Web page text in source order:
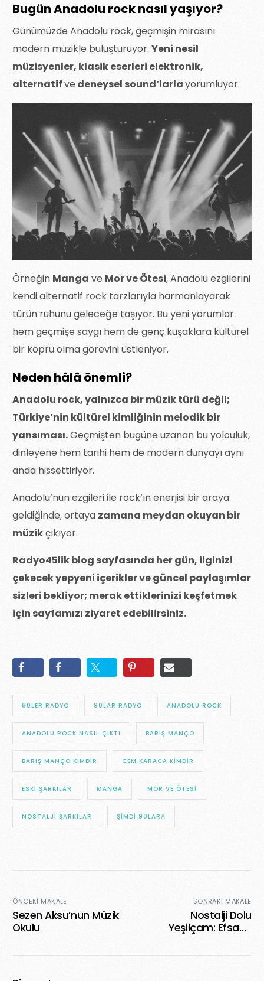
Bugün Anadolu rock nasıl yaşıyor?
Günümüzde Anadolu rock, geçmişin mirasını
modern müzikle buluşturuyor.Yeni nesil
müzisyenler, klasik eserleri elektronik,
alternatifvedeneysel sound’larlayorumluyor.
Örneğin Manga ve Mor ve Ötesi, Anadolu ezgilerini
kendi alternatif rock tarzlarıyla harmanlayarak
türün ruhunu geleceğe taşıyor. Bu yeni yorumlar
hem geçmişe saygı hem de genç kuşaklara kültürel
bir köprü olma görevini üstleniyor.
Neden hâlâ önemli?
Anadolu rock, yalnızca bir müzik türü değil;
Türkiye’nin kültürel kimliğinin melodik bir
yansıması.Geçmişten bugüne uzanan bu yolculuk,
dinleyene hem tarihi hem de modern dünyayı aynı
anda hissettiriyor.
Anadolu’nun ezgileri ile rock’ın enerjisi bir araya
geldiğinde, ortaya zamana meydan okuyan bir
müzikçıkıyor.
Radyo45lik blog sayfasında her gün, ilginizi
çekecek yepyeni içerikler ve güncel paylaşımlar
sizleri bekliyor; merak ettiklerinizi keşfetmek
için sayfamızı ziyaret edebilirsiniz.
80LER RADYO 90LAR RADYO ANADOLU ROCK
ANADOLU ROCK NASIL ÇIKTI BARIŞ MANÇO
BARIŞ MANÇO KIMDIR CEM KARACA KIMDIR
ESKI ŞARKILAR MANGA MOR VE ÖTESI
NOSTALJI ŞARKILAR ŞIMDI 90LARA
ÖNCEKI MAKALE
Sezen Aksu’nun Müzik
Okulu
SONRAKI MAKALE
Nostalji Dolu
Yeşilçam: Efsane
Hafızalara Kazınan